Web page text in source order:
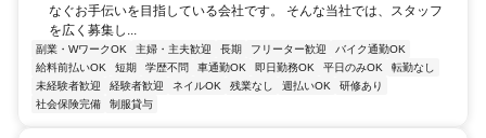
なぐお手伝いを目指している会社です。 そんな当社では、スタッフ
を広く募集し...
副業・WワークOK 主婦・主夫歓迎 長期 フリーター歓迎
バイク通勤OK
給料前払いOK
短期 学歴不問 車通勤OK 即日勤務OK 平日のみOK
転勤なし
未経験者歓迎
経験者歓迎 ネイルOK 残業なし 週払いOK
研修あり
社会保険完備
制服貸与